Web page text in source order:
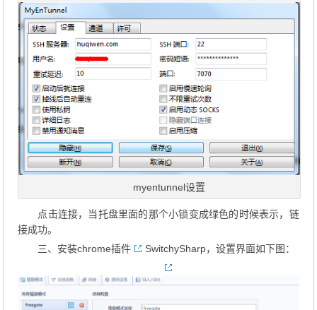
myentunnel设置
点击连接，当托盘里面的那个小锁变成绿色的时候表示，链
接成功。
三、安装chrome插件
SwitchySharp，设置界面如下图：